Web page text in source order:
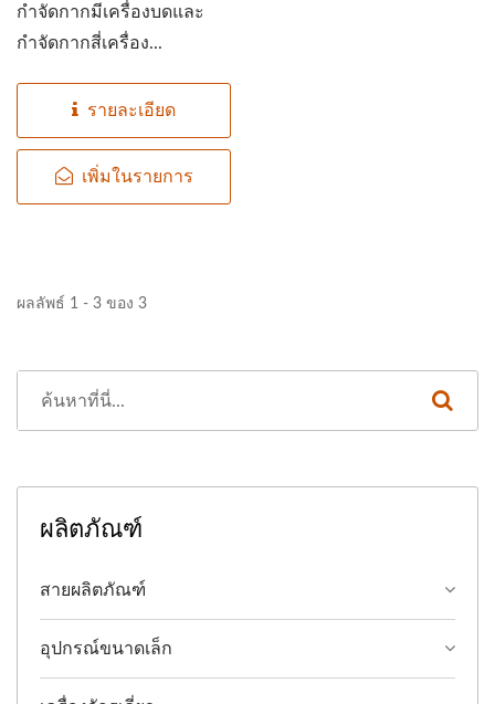
กำจัดกากมีเครื่องบดและ
กำจัดกากสี่เครื่อง...
รายละเอียด
เพิ่มในรายการ
ผลลัพธ์ 1 - 3 ของ 3
ผลิตภัณฑ์
สายผลิตภัณฑ์
อุปกรณ์ขนาดเล็ก